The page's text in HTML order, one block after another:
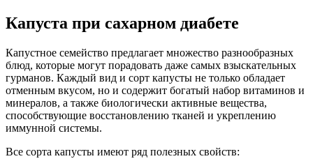
Капуста при сахарном диабете
Капустное семейство предлагает множество разнообразных
блюд, которые могут порадовать даже самых взыскательных
гурманов. Каждый вид и сорт капусты не только обладает
отменным вкусом, но и содержит богатый набор витаминов и
минералов, а также биологически активные вещества,
способствующие восстановлению тканей и укреплению
иммунной системы.
Все сорта капусты имеют ряд полезных свойств: